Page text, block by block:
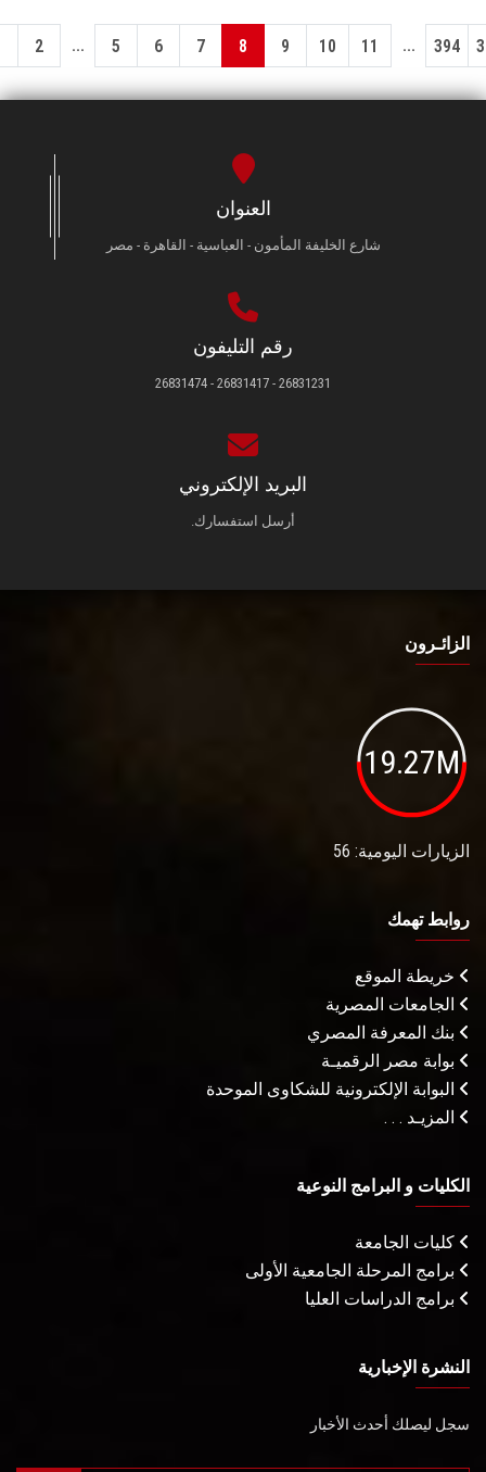
2 ... 5 6 7 8 9 10 11 ... 394
العنوان
شارع الخليفة المأمون - العباسية - القاهرة - مصر
رقم التليفون
26831231 - 26831417 - 26831474
البريد الإلكتروني
أرسل استفسارك.
الزائـرون
19.27M
الزيارات اليومية: 56
روابط تهمك
خريطة الموقع
الجامعات المصرية
بنك المعرفة المصري
بوابة مصر الرقميـة
البوابة الإلكترونية للشكاوى الموحدة
المزيـد . . .
الكليات و البرامج النوعية
كليات الجامعة
برامج المرحلة الجامعية الأولى
برامج الدراسات العليا
النشرة الإخبارية
سجل ليصلك أحدث الأخبار